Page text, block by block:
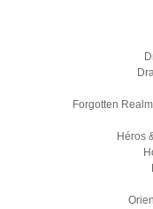
Forgotten
Héros